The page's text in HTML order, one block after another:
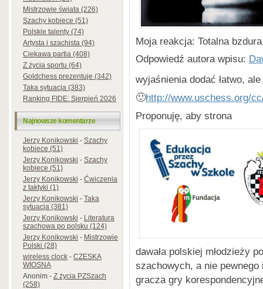
Mistrzowie świata (226)
Szachy kobiece (51)
Polskie talenty (74)
Artysta i szachista (94)
Ciekawa partia (408)
Z życia sportu (64)
Goldchess prezentuje (342)
Taka sytuacja (383)
Ranking FIDE: Sierpień 2026
Najnowsze komentarze
Jerzy Konikowski-Szachy
kobiece (51)
Jerzy Konikowski-Szachy
kobiece (51)
Jerzy Konikowski-Ćwiczenia
z taktyki (1)
Jerzy Konikowski-Taka
sytuacja (381)
Jerzy Konikowski-Literatura
szachowa po polsku (124)
Jerzy Konikowski-Mistrzowie
Polski (28)
wireless clock-CZESKA
WIOSNA
Anonim-Z życia PZSzach
(258)
Moja reakcja: Totalna
Odpowiedź autora wpisu:
wyjaśnienia dodać łatwo,
🙂http://www.uschess.org/
Proponuję, aby strona
dawała polskiej młodzieży
szachowych, a nie
gracza gry